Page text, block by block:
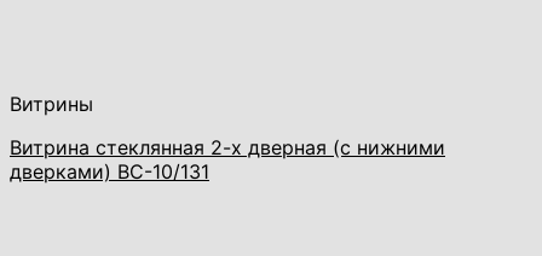
Витрины
Витрина стеклянная 2-х дверная (с нижними
дверками) ВС-10/131